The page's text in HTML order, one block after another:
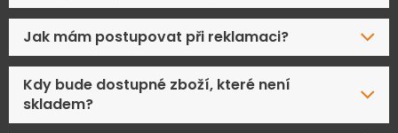
Jak mám postupovat při reklamaci?
Kdy bude dostupné zboží, které není
skladem?